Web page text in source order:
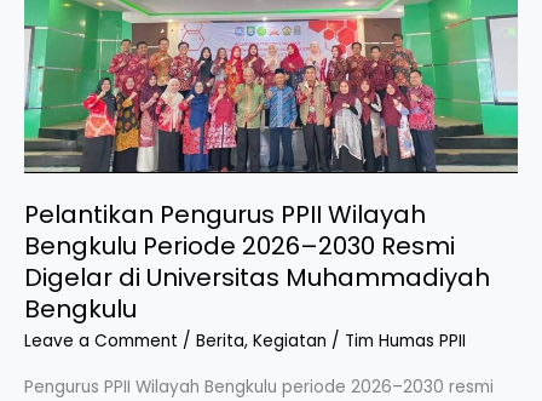
Pelantikan Pengurus PPII Wilayah
Bengkulu Periode 2026–2030 Resmi
Digelar di Universitas Muhammadiyah
Bengkulu
Leave a Comment / Berita, Kegiatan / Tim Humas PPII
Pengurus PPII Wilayah Bengkulu periode 2026–2030 resmi